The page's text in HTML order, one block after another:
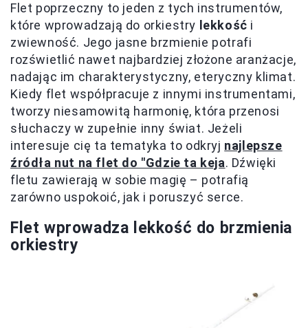
Flet poprzeczny to jeden z tych instrumentów,
które wprowadzają do orkiestry lekkość i
zwiewność. Jego jasne brzmienie potrafi
rozświetlić nawet najbardziej złożone aranżacje,
nadając im charakterystyczny, eteryczny klimat.
Kiedy flet współpracuje z innymi instrumentami,
tworzy niesamowitą harmonię, która przenosi
słuchaczy w zupełnie inny świat. Jeżeli
interesuje cię ta tematyka to odkryj najlepsze
źródła nut na flet do "Gdzie ta keja. Dźwięki
fletu zawierają w sobie magię – potrafią
zarówno uspokoić, jak i poruszyć serce.
Flet wprowadza lekkość do brzmienia
orkiestry